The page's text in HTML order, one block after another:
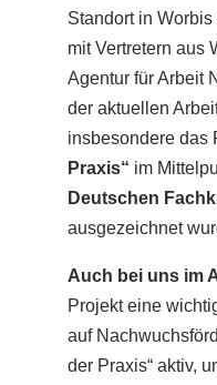
Standort in
mit Vertretern aus
Agentur für Arbeit
der aktuellen
insbesondere das
Praxis“ im
Deutschen
ausgezeichnet
Auch bei uns im
Projekt eine
auf
der Praxis“ aktiv,